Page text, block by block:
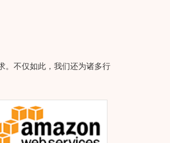
。不仅如此，我们还为诸多行